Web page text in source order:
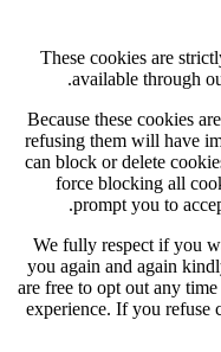
These cookies are
available through
Because these cookies
refusing them will have
can block or delete
force blocking all
prompt you to
We fully respect if you
you again and again
are free to opt out any
experience. If you refuse